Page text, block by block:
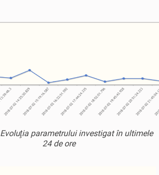
Evoluţia parametrului investigat în ultimele
24 de ore